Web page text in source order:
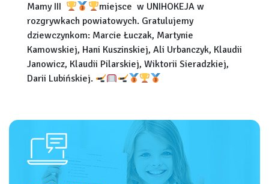
Mamy III
miejsce w UNIHOKEJA w
rozgrywkach powiatowych. Gratulujemy
dziewczynkom: Marcie Łuczak, Martynie
Kamowskiej, Hani Kuszinskiej, Ali Urbanczyk, Klaudii
Janowicz, Klaudii Pilarskiej, Wiktorii Sieradzkiej,
Darii Lubińskiej.